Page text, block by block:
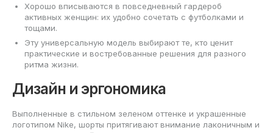
Хорошо вписываются в повседневный гардероб
активных женщин: их удобно сочетать с футболками и
тощами.
Эту универсальную модель выбирают те, кто ценит
практические и востребованные решения для разного
ритма жизни.
Дизайн и эргономика
Выполненные в стильном зеленом оттенке и украшенные
логотипом Nike, шорты притягивают внимание лаконичным и